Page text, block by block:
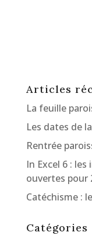
Articles
La feuille
Les dates de
Rentrée
In Excel 6 :
ouvertes pour
Catéchisme :
Catégories